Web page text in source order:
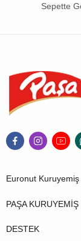
Sepette
Euronut Kuruyemiş
PAŞA KURUYEMİŞ
DESTEK